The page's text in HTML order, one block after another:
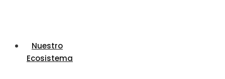
Nuestro
Ecosistema